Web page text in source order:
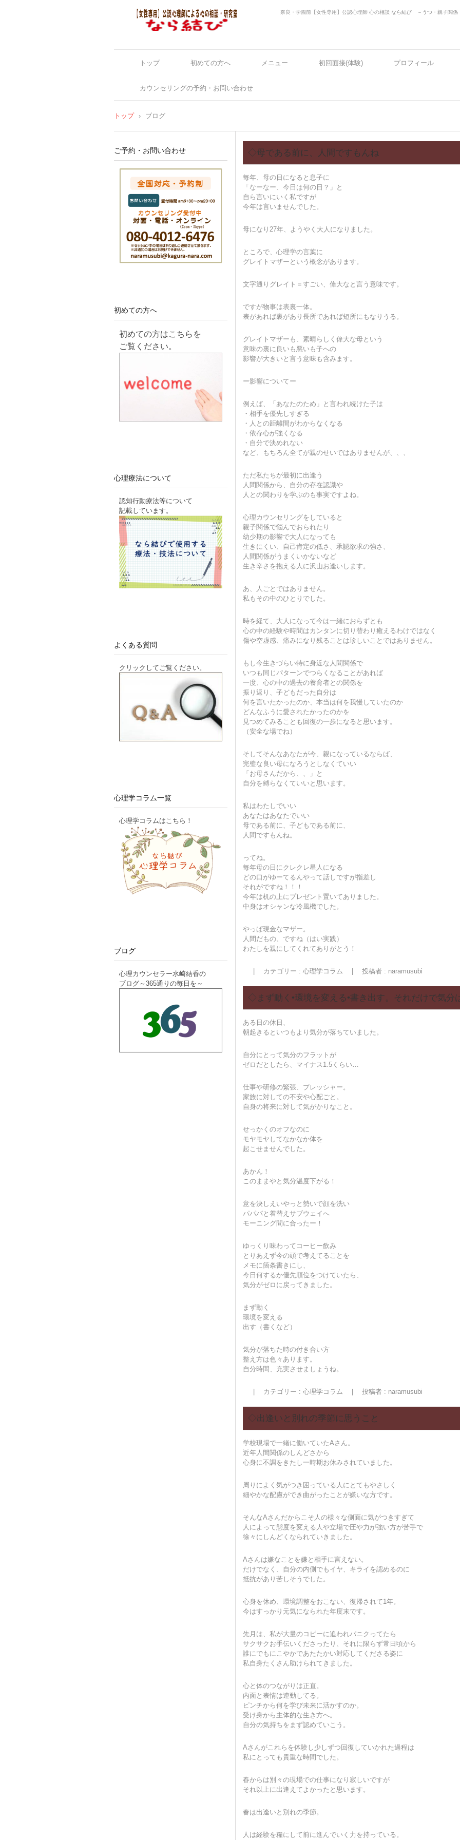
奈良・学園前【女性専用】公認心理師 心の相談 なら結び ～うつ・親子関係
トップ 初めての方へ メニュー 初回面接(体験) プロフィール
カウンセリングの予約・お問い合わせ
トップ › ブログ
◇母である前に、人間ですもんね
毎年、母の日になると息子に
「なーなー、今日は何の日？」と
自ら言いにいく私ですが
今年は言いませんでした。
母になり27年、ようやく大人になりました。
ところで、心理学の言葉に
グレイトマザーという概念があります。
文字通りグレイト＝すごい、偉大なと言う意味です。
ですが物事は表裏一体。
表があれば裏があり長所であれば短所にもなりうる。
グレイトマザーも、素晴らしく偉大な母という
意味の裏に良いも悪いも子への
影響が大きいと言う意味も含みます。
ー影響についてー
例えば、「あなたのため」と言われ続けた子は
・相手を優先しすぎる
・人との距離間がわからなくなる
・依存心が強くなる
・自分で決めれない
など、もちろん全てが親のせいではありませんが、、、
ただ私たちが最初に出逢う
人間関係から、自分の存在認識や
人との関わりを学ぶのも事実ですよね。
心理カウンセリングをしていると
親子関係で悩んでおられたり
幼少期の影響で大人になっても
生きにくい、自己肯定の低さ、承認欲求の強さ、
人間関係がうまくいかないなど
生き辛さを抱える人に沢山お逢いします。
あ、人ごとではありません。
私もその中のひとりでした。
時を経て、大人になって今は一緒におらずとも
心の中の経験や時間はカンタンに切り替わり癒えるわけではなく
傷や空虚感、痛みになり残ることは珍しいことではありません。
もし今生きづらい特に身近な人間関係で
いつも同じパターンでつらくなることがあれば
一度、心の中の過去の養育者との関係を
振り返り、子どもだった自分は
何を言いたかったのか、本当は何を我慢していたのか
どんなふうに愛されたかったのかを
見つめてみることも回復の一歩になると思います。
（安全な場でね）
そしてそんなあなたが今、親になっているならば、
完璧な良い母になろうとしなくていい
「お母さんだから、、」と
自分を縛らなくていいと思います。
私はわたしでいい
あなたはあなたでいい
母である前に、子どもである前に、
人間ですもんね。
ってね。
毎年母の日にクレクレ星人になる
どの口がゆーてるんやって話しですが指差し
それがですね！！！
今年は机の上にプレゼント置いてありました。
中身はオシャンな冷風機でした。
やっぱ現金なマザー。
人間だもの、ですね（はい実践）
わたしを親にしてくれてありがとう！
カテゴリー : 心理学コラム 投稿者 : naramusubi
◇まず動く•環境を変える•書き出す。それだけで気分
ある日の休日、
朝起きるといつもより気分が落ちていました。
自分にとって気分のフラットが
ゼロだとしたら、マイナス1.5くらい…
仕事や研修の緊張、プレッシャー。
家族に対しての不安や心配ごと。
自身の将来に対して気がかりなこと。
せっかくのオフなのに
モヤモヤしてなかなか体を
起こせませんでした。
あかん！
このままやと気分温度下がる！
意を決しえいやっと勢いで顔を洗い
パパパと着替えサブウェイへ
モーニング間に合ったー！
ゆっくり味わってコーヒー飲み
とりあえず今の頭で考えてることを
メモに箇条書きにし、
今日何するか優先順位をつけていたら、
気分がゼロに戻ってきました。
まず動く
環境を変える
出す（書くなど）
気分が落ちた時の付き合い方
整え方は色々あります。
自分時間、充実させましょうね。
カテゴリー : 心理学コラム 投稿者 : naramusubi
◇出逢いと別れの季節に思うこと
学校現場で一緒に働いていたAさん。
近年人間関係のしんどさから
心身に不調をきたし一時期お休みされていました。
周りによく気がつき困っている人にとてもやさしく
細やかな配慮ができ曲がったことが嫌いな方です。
そんなAさんだからこそ人の様々な側面に気がつきすぎて
人によって態度を変える人や立場で圧や力が強い方が苦手で
徐々にしんどくなられていきました。
Aさんは嫌なことを嫌と相手に言えない。
だけでなく、自分の内側でもイヤ、キライを認めるのに
抵抗があり苦しそうでした。
心身を休め、環境調整をおこない、復帰されて1年。
今はすっかり元気になられた年度末です。
先月は、私が大量のコピーに追われパニクってたら
サクサクお手伝いくださったり、それに限らず常日頃から
誰にでもにこやかであたたかい対応してくださる姿に
私自身たくさん助けられてきました。
心と体のつながりは正直。
内面と表情は連動してる。
ピンチから何を学び未来に活かすのか。
受け身から主体的な生き方へ。
自分の気持ちをまず認めていこう。
Aさんがこれらを体験し少しずつ回復していかれた過程は
私にとっても貴重な時間でした。
春からは別々の現場での仕事になり寂しいですが
それ以上に出逢えてよかったと思います。
春は出逢いと別れの季節。
人は経験を糧にして前に進んでいく力を持っている。
ご予約・お問い合わせ
初めての方へ
初めての方はこちらを
ご覧ください。
心理療法について
認知行動療法等について
記載しています。
よくある質問
クリックしてご覧ください。
心理学コラム一覧
心理学コラムはこちら！
ブログ
心理カウンセラー水崎結香の
ブログ～365通りの毎日を～